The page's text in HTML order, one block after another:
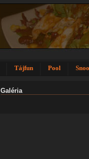
Tájfun Pool
Galéria